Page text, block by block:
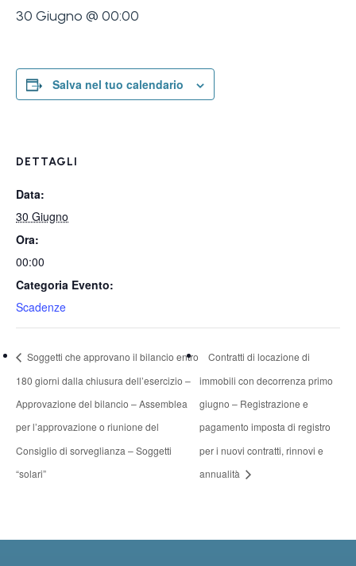
30 Giugno @ 00:00
Salva nel tuo calendario
DETTAGLI
Data:
30 Giugno
Ora:
00:00
Categoria Evento:
Scadenze
Soggetti che approvano il bilancio entro
180 giorni dalla chiusura dell’esercizio –
Approvazione del bilancio – Assemblea
per l’approvazione o riunione del
Consiglio di sorveglianza – Soggetti
“solari”
Contratti di locazione di
immobili con decorrenza primo
giugno – Registrazione e
pagamento imposta di registro
per i nuovi contratti, rinnovi e
annualità